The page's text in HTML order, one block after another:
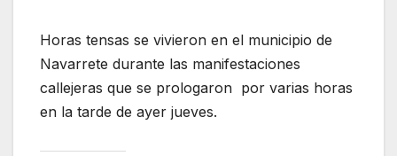
Horas tensas se vivieron en el municipio de
Navarrete durante las manifestaciones
callejeras que se prologaron por varias horas
en la tarde de ayer jueves.